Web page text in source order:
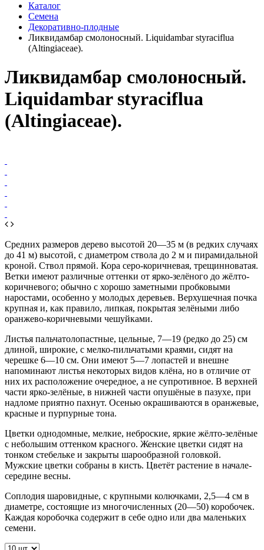
Каталог
Семена
Декоративно-плодные
Ликвидамбар смолоносный. Liquidambar styraciflua
(Altingiаceae).
Ликвидамбар смолоносный.
Liquidambar styraciflua
(Altingiаceae).
Средних размеров дерево высотой 20—35 м (в редких случаях
до 41 м) высотой, с диаметром ствола до 2 м и пирамидальной
кроной. Ствол прямой. Кора серо-коричневая, трещинноватая.
Ветки имеют различные оттенки от ярко-зелёного до жёлто-
коричневого; обычно с хорошо заметными пробковыми
наростами, особенно у молодых деревьев. Верхушечная почка
крупная и, как правило, липкая, покрытая зелёными либо
оранжево-коричневыми чешуйками.
Листья пальчатолопастные, цельные, 7—19 (редко до 25) см
длиной, широкие, с мелко-пильчатыми краями, сидят на
черешке 6—10 см. Они имеют 5—7 лопастей и внешне
напоминают листья некоторых видов клёна, но в отличие от
них их расположение очередное, а не супротивное. В верхней
части ярко-зелёные, в нижней части опушёные в пазухе, при
надломе приятно пахнут. Осенью окрашиваются в оранжевые,
красные и пурпурные тона.
Цветки однодомные, мелкие, неброские, яркие жёлто-зелёные
с небольшим оттенком красного. Женские цветки сидят на
тонком стебельке и закрыты шарообразной головкой.
Мужские цветки собраны в кисть. Цветёт растение в начале-
середине весны.
Соплодия шаровидные, с крупными колючками, 2,5—4 см в
диаметре, состоящие из многочисленных (20—50) коробочек.
Каждая коробочка содержит в себе одно или два маленьких
семени.